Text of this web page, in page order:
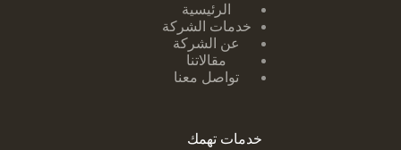
الرئيسية
خدمات الشركة
عن الشركة
مقالاتنا
تواصل معنا
خدمات تهمك